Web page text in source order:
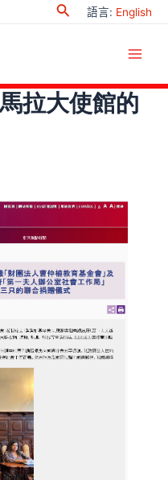
Search
語言: English
拉大使館的